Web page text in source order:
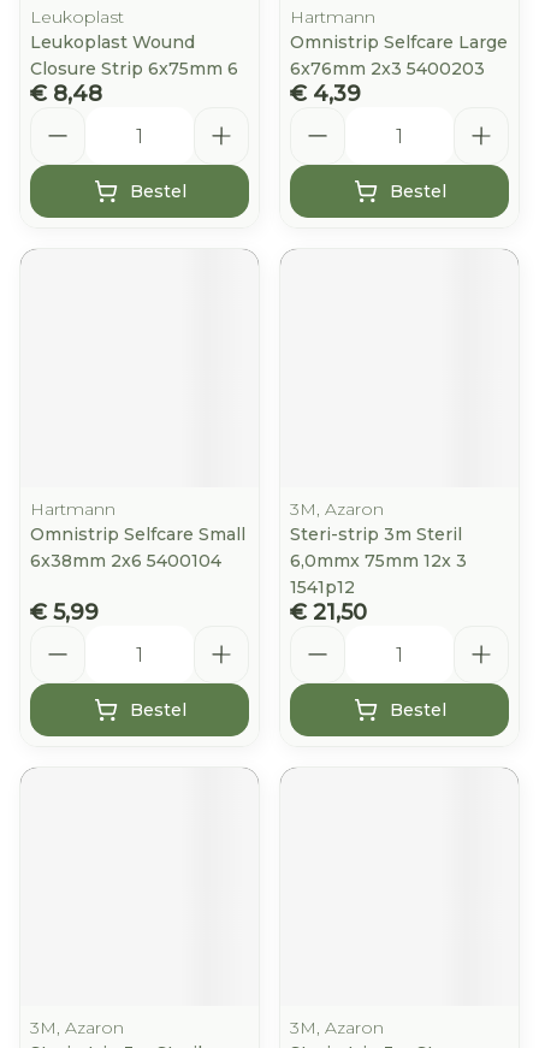
Leukoplast
Leukoplast Wound
Closure Strip 6x75mm 6
€ 8,48
Bestel
Hartmann
Omnistrip Selfcare Large
6x76mm 2x3 5400203
€ 4,39
Bestel
Hartmann
Omnistrip Selfcare Small
6x38mm 2x6 5400104
€ 5,99
Bestel
3M, Azaron
Steri-strip 3m Steril
6,0mmx 75mm 12x 3
1541p12
€ 21,50
Bestel
3M, Azaron
3M, Azaron